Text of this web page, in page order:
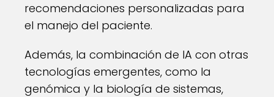
recomendaciones personalizadas para
el manejo del paciente.
Además, la combinación de IA con otras
tecnologías emergentes, como la
genómica y la biología de sistemas,